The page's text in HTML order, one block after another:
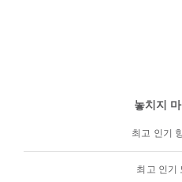
놓치지
최고 인기
최고 인기